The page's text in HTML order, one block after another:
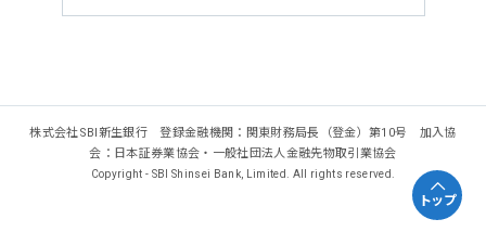
株式会社SBI新生銀行 登録金融機関：関東財務局長（登金）第10号 加入協
会：日本証券業協会・一般社団法人金融先物取引業協会
Copyright - SBI Shinsei Bank, Limited. All rights reserved.
トップ